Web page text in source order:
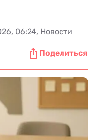
06:24, Новости
Поделиться